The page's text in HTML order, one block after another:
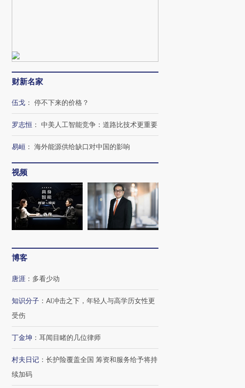
飞行员跨国走私7万
摇头丸 尿检体内含3种
视线｜被称为“蟑螂”的印
度Z世代 用街头抗争将教
育部长拱下台
视线｜“入侵”还是“人道危
机”？难民潮撕裂西班牙
飞地休达
广】走进第四届链博
，让数智科技“链”接产
财新名家
伍戈 ： 停不下来的价格？
罗志恒 ： 中美人工智能竞争：道路比技术更重要
易峘 ： 海外能源供给缺口对中国的影响
视频
博客
唐涯 ： 多看少动
知识分子 ： AI冲击之下，年轻人与高学历女性更
受伤
丁金坤 ： 耳闻目睹的几位律师
村夫日记 ： 长护险覆盖全国 筹资和服务给予将持
续加码